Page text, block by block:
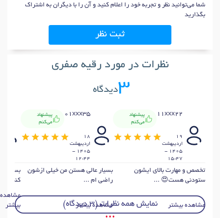
شما می‌توانید نظر و تجربه خود را اعلام کنید و آن را با دیگران به اشتراک
بگذارید
ثبت نظر
نظرات در مورد رقیه صفری
3دیدگاه
11xxx22
پیشنهاد
می‌کنم
19
ارديبهشت
1405 -
15:47
تخصص و مهارت بالای ایشون
ستودنی هست😍 ...
مشاهده بیشتر
01xxx35
پیشنهاد
می‌کنم
18
ارديبهشت
1405 -
12:44
بسیار عالی هستن من خیلی ازشون
راضی ام ...
مشاهده بیشتر
بسیار
کنم که
مشاهده
بیشتر
نمایش همه نظرات (3 دیدگاه)